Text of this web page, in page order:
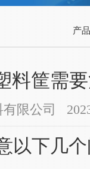
产
料筐需
限公司
以下几